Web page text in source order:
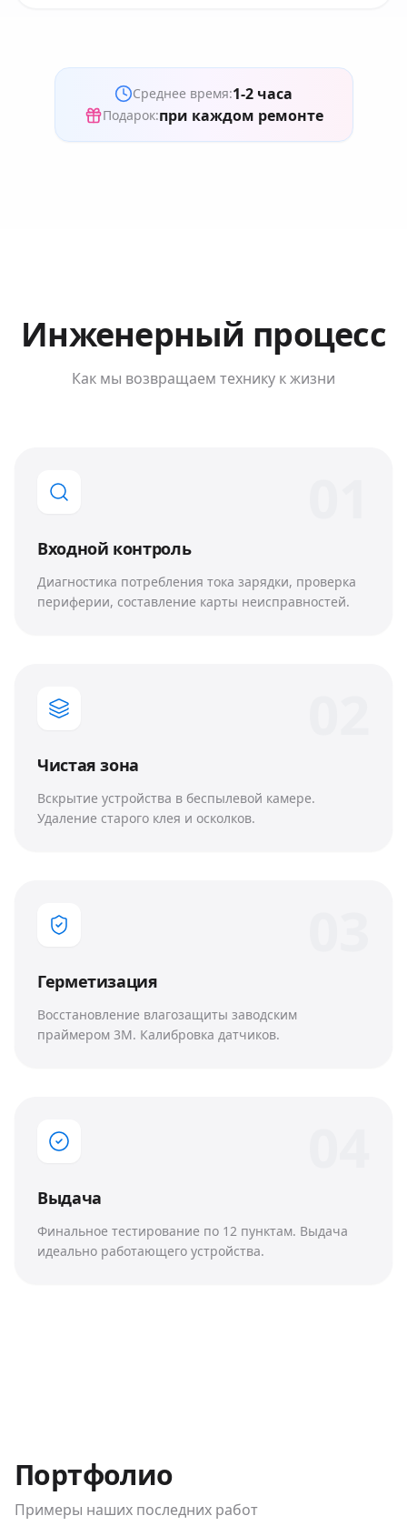
Среднее время:1-2 часа
Подарок:при каждом ремонте
Инженерный процесс
Как мы возвращаем технику к жизни
Входной контроль
Диагностика потребления тока зарядки, проверка
периферии, составление карты неисправностей.
Чистая зона
Вскрытие устройства в беспылевой камере.
Удаление старого клея и осколков.
Герметизация
Восстановление влагозащиты заводским
праймером 3M. Калибровка датчиков.
Выдача
Финальное тестирование по 12 пунктам. Выдача
идеально работающего устройства.
Портфолио
Примеры наших последних работ